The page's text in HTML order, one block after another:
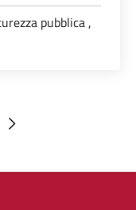
pubblica,
Pagina successiva